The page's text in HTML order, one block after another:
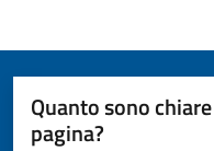
Quanto sono
pagina?